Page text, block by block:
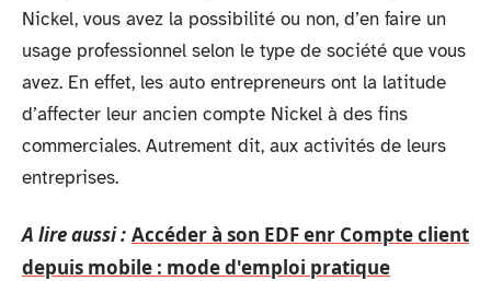
Nickel, vous avez la possibilité ou non, d’en faire un
usage professionnel selon le type de société que vous
avez. En effet, les auto entrepreneurs ont la latitude
d’affecter leur ancien compte Nickel à des fins
commerciales. Autrement dit, aux activités de leurs
entreprises.
A lire aussi : Accéder à son EDF enr Compte client
depuis mobile : mode d'emploi pratique